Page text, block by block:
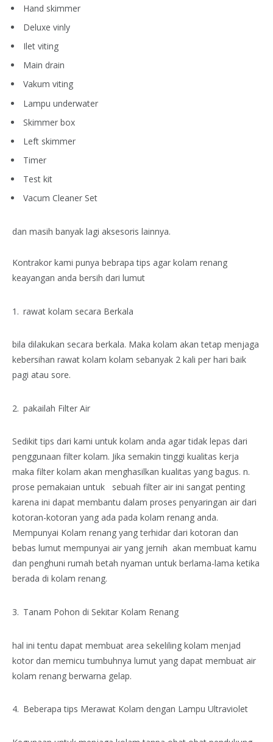
Hand skimmer
Deluxe vinly
Ilet viting
Main drain
Vakum viting
Lampu underwater
Skimmer box
Left skimmer
Timer
Test kit
Vacum Cleaner Set
dan masih banyak lagi aksesoris lainnya.
Kontrakor kami punya bebrapa tips agar kolam renang
keayangan anda bersih dari lumut
rawat kolam secara Berkala
bila dilakukan secara berkala. Maka kolam akan tetap menjaga
kebersihan rawat kolam kolam sebanyak 2 kali per hari baik
pagi atau sore.
pakailah Filter Air
Sedikit tips dari kami untuk kolam anda agar tidak lepas dari
penggunaan filter kolam. Jika semakin tinggi kualitas kerja
maka filter kolam akan menghasilkan kualitas yang bagus. n.
prose pemakaian untuk sebuah filter air ini sangat penting
karena ini dapat membantu dalam proses penyaringan air dari
kotoran-kotoran yang ada pada kolam renang anda.
Mempunyai Kolam renang yang terhidar dari kotoran dan
bebas lumut mempunyai air yang jernih akan membuat kamu
dan penghuni rumah betah nyaman untuk berlama-lama ketika
berada di kolam renang.
Tanam Pohon di Sekitar Kolam Renang
hal ini tentu dapat membuat area sekeliling kolam menjad
kotor dan memicu tumbuhnya lumut yang dapat membuat air
kolam renang berwarna gelap.
Beberapa tips Merawat Kolam dengan Lampu Ultraviolet